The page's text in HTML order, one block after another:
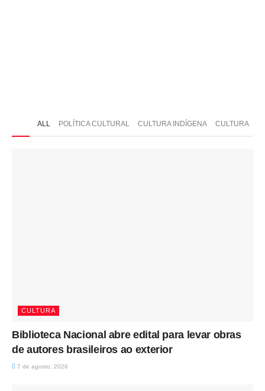
ALL POLÍTICA CULTURAL CULTURA INDÍGENA CULTURA
CULTURA
Biblioteca Nacional abre edital para levar obras
de autores brasileiros ao exterior
7 de agosto, 2026